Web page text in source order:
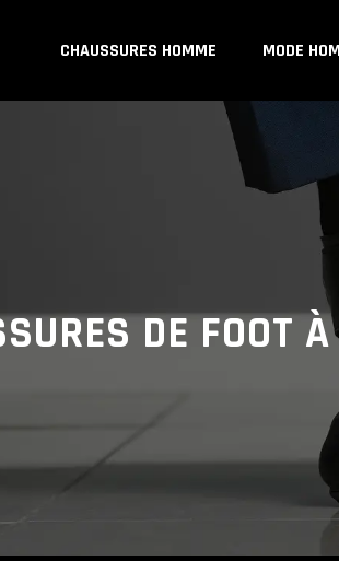
CHAUSSURES HOMME MODE
DE FOOT